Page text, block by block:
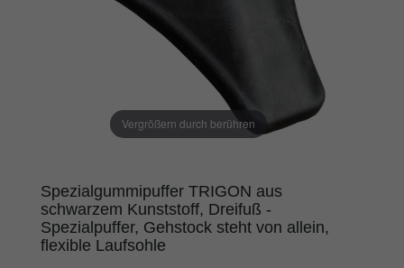
Vergrößern durch berühren
Spezialgummipuffer TRIGON aus
schwarzem Kunststoff, Dreifuß -
Spezialpuffer, Gehstock steht von allein,
flexible Laufsohle